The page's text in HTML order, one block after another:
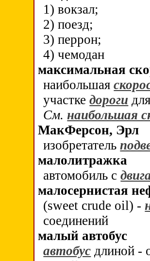
1) вокзал;
2) поезд;
3) перрон;
4) чемодан
максимальная
наибольшая
участкедороги
См.наибольшая
МакФерсон, Эрл
изобретатель
малолитражка
автомобиль с
малосернистая
(sweet crude oil) -
соединений
малый автобус
автобус длиной -